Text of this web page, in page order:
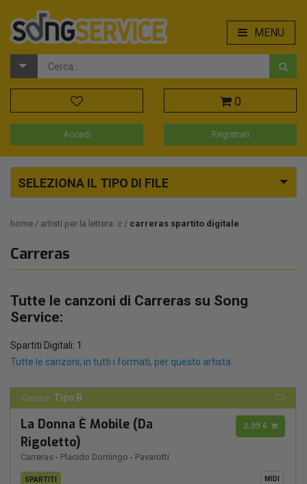
MENU
0
Accedi Registrati
SELEZIONA IL TIPO DI FILE
home artisti per la lettera: c carreras spartito digitale
Carreras
Tutte le canzoni di Carreras su Song
Service:
Spartiti Digitali: 1
Tutte le canzoni, in tutti i formati, per questo artista.
Genere: Tipo B
La Donna È Mobile (Da
Rigoletto)
Carreras - Placido Domingo - Pavarotti
2,99 €
SPARTITI MIDI